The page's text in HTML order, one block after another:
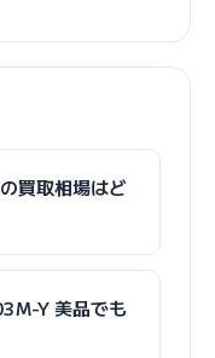
買取相場はど
Y 美品でも